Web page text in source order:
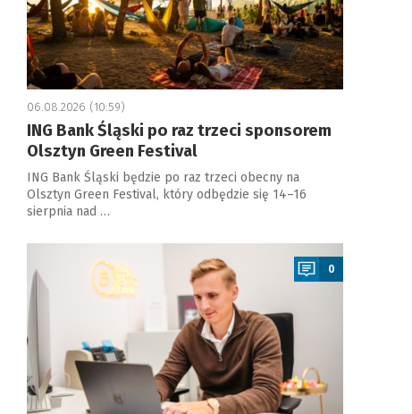
06.08.2026 (10:59)
ING Bank Śląski po raz trzeci sponsorem
Olsztyn Green Festival
ING Bank Śląski będzie po raz trzeci obecny na
Olsztyn Green Festival, który odbędzie się 14–16
sierpnia nad …
a
0